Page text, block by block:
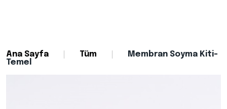
Ana Sayfa Tüm
Membran Soyma Kiti-
Temel